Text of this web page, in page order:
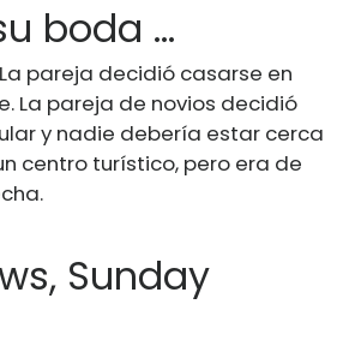
boda ...
pareja decidió casarse en
La pareja de novios decidió
y nadie debería estar cerca
centro turístico, pero era de
Sunday